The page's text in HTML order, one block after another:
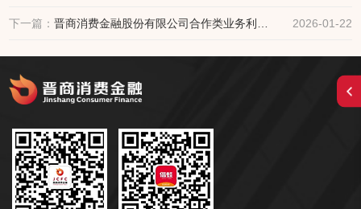
下一篇： 2026-01-22